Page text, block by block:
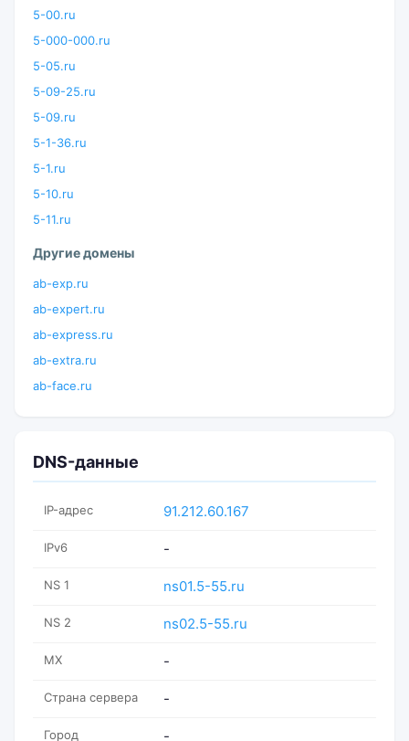
5-00.ru
5-000-000.ru
5-05.ru
5-09-25.ru
5-09.ru
5-1-36.ru
5-1.ru
5-10.ru
5-11.ru
Другие домены
ab-exp.ru
ab-expert.ru
ab-express.ru
ab-extra.ru
ab-face.ru
DNS-данные
IP-адрес 91.212.60.167
IPv6 -
NS 1 ns01.5-55.ru
NS 2 ns02.5-55.ru
MX -
Страна сервера -
Город -